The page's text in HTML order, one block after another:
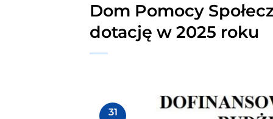
Dom Pomocy
dotację w 2025 roku
31